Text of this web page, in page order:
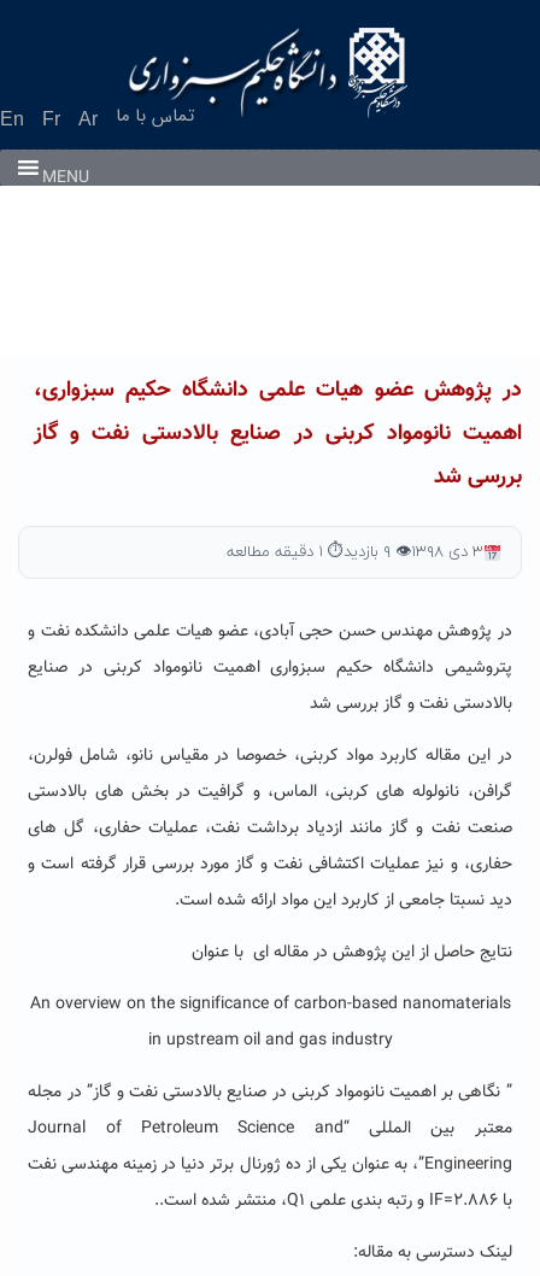
En Fr Ar تماس با ما
MENU
در پژوهش عضو هیات علمی دانشگاه حکیم سبزواری،
اهمیت نانومواد کربنی در صنایع بالادستی نفت و گاز
بررسی شد
۳ دی ۱۳۹۸ 👁 ۹ بازدید ⏱ ۱ دقیقه مطالعه
در پژوهش مهندس حسن حجی آبادی، عضو هیات علمی دانشکده نفت و
پتروشیمی دانشگاه حکیم سبزواری اهمیت نانومواد کربنی در صنایع
بالادستی نفت و گاز بررسی شد
در این مقاله کاربرد مواد کربنی، خصوصا در مقیاس نانو، شامل فولرن،
گرافن، نانولوله های کربنی، الماس، و گرافیت در بخش های بالادستی
صنعت نفت و گاز مانند ازدیاد برداشت نفت، عملیات حفاری، گل های
حفاری، و نیز عملیات اکتشافی نفت و گاز مورد بررسی قرار گرفته است و
دید نسبتا جامعی از کاربرد این مواد ارائه شده است.
نتایج حاصل از این پژوهش در مقاله ای با عنوان
An overview on the significance of carbon-based nanomaterials
in upstream oil and gas industry
” نگاهی بر اهمیت نانومواد کربنی در صنایع بالادستی نفت و گاز” در مجله
معتبر بین المللی “Journal of Petroleum Science and
Engineering”، به عنوان یکی از ده ژورنال برتر دنیا در زمینه مهندسی نفت
با IF=2.886 و رتبه بندی علمی Q1، منتشر شده است..
لینک دسترسی به مقاله: